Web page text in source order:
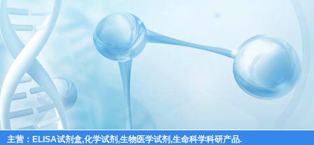
主营：ELISA试剂盒,化学试剂,生物医学试剂,生命科学科研产品.